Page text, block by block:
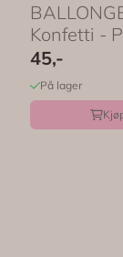
Konfetti -
6 pk -
45,-
På lager